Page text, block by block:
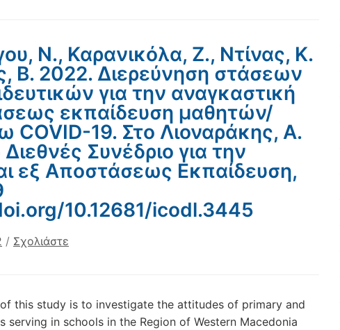
Ν., Καρανικόλα, Ζ., Ντίνας, Κ.
Β. 2022. Διερεύνηση στάσεων
για την αναγκαστική
εκπαίδευση μαθητών/
COVID-19. Στο Λιοναράκης, Α.
Συνέδριο για την
εξ Αποστάσεως Εκπαίδευση,
10.12681/icodl.3445
/ Σχολιάστε
this study is to investigate the attitudes of primary and
serving in schools in the Region of Western Macedonia